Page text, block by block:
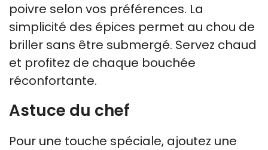
poivre selon vos préférences. La
simplicité des épices permet au chou de
briller sans être submergé. Servez chaud
et profitez de chaque bouchée
réconfortante.
Astuce du chef
Pour une touche spéciale, ajoutez une